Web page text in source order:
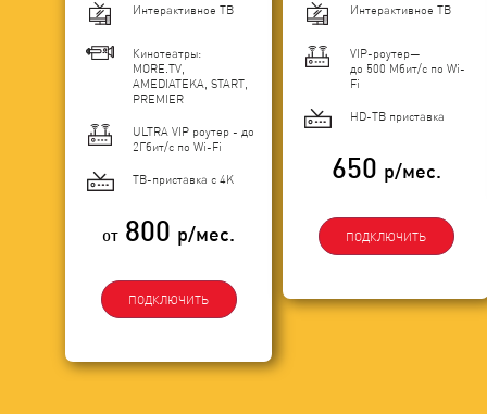
Интерактивное ТВ
Кинотеатры:
MORE.TV,
AMEDIATEKA, START,
PREMIER
ULTRA VIP роутер - до
2Гбит/c по Wi-Fi
ТВ-приставка с 4K
от 800 р/мес.
ПОДКЛЮЧИТЬ
Интерактивное ТВ
VIP-роутер—
до 500 Мбит/с по Wi-
Fi
HD-ТВ приставка
650 р/мес.
ПОДКЛЮЧИТЬ